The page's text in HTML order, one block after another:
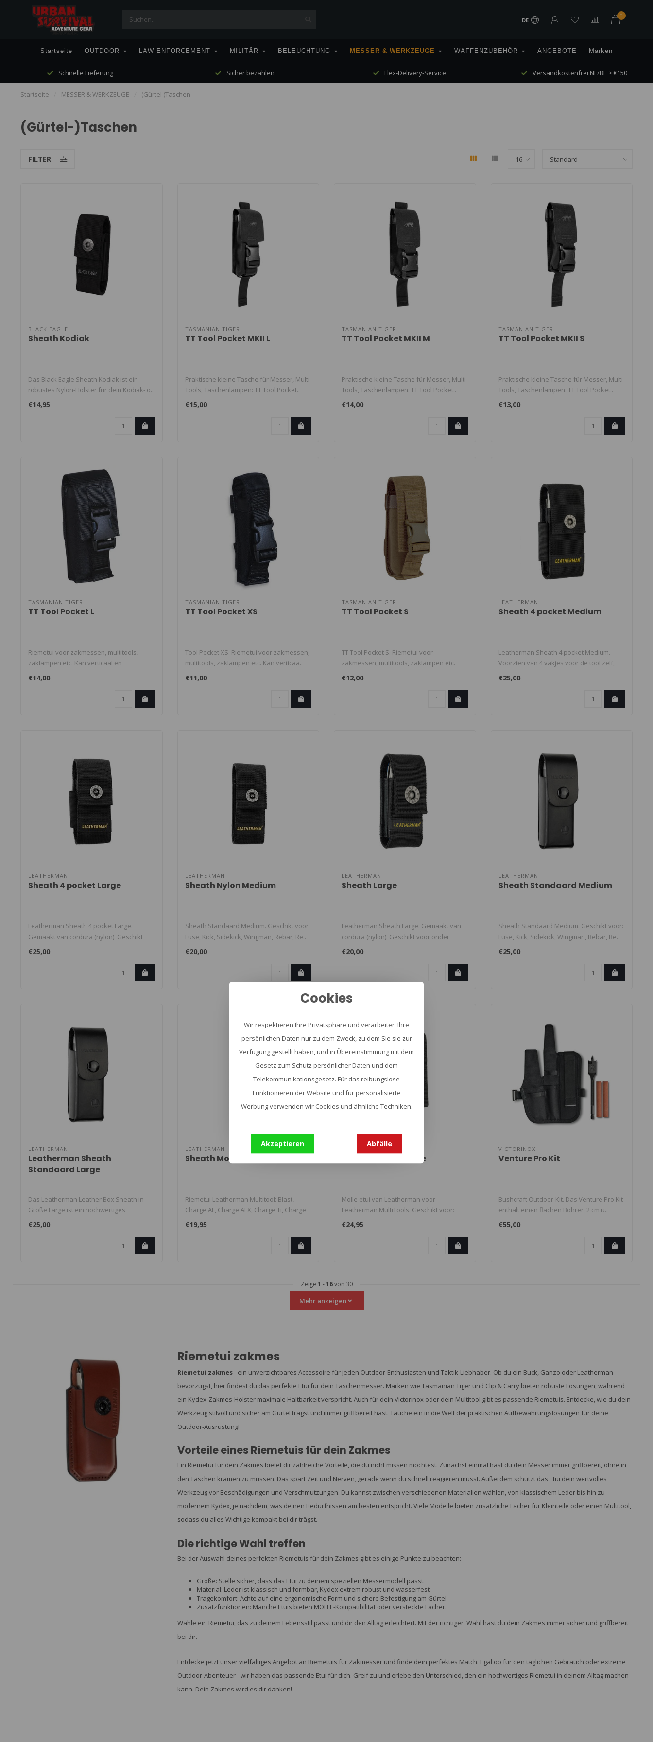
DE
0
Startseite OUTDOOR LAW ENFORCEMENT MILITÄR BELEUCHTUNG MESSER & WERKZEUGE WAFFENZUBEHÖR ANGEBOTE Marken
Schnelle Lieferung Sicher bezahlen Flex-Delivery-Service Versandkostenfrei NL/BE > €150
Startseite MESSER & WERKZEUGE (Gürtel-)Taschen
(Gürtel-)Taschen
FILTER
BLACK EAGLE
Sheath Kodiak
Das Black Eagle Sheath Kodiak ist ein
robustes Nylon-Holster für dein Kodiak- o..
€14,95
TASMANIAN TIGER
TT Tool Pocket MKII L
Praktische kleine Tasche für Messer, Multi-
Tools, Taschenlampen: TT Tool Pocket..
€15,00
TASMANIAN TIGER
TT Tool Pocket MKII M
Praktische kleine Tasche für Messer, Multi-
Tools, Taschenlampen: TT Tool Pocket..
€14,00
TASMANIAN TIGER
TT Tool Pocket MKII S
Praktische kleine Tasche für Messer, Multi-
Tools, Taschenlampen: TT Tool Pocket..
€13,00
TASMANIAN TIGER
TT Tool Pocket L
Riemetui voor zakmessen, multitools,
zaklampen etc. Kan verticaal en
horizontaal..
€14,00
TASMANIAN TIGER
TT Tool Pocket XS
Tool Pocket XS. Riemetui voor zakmessen,
multitools, zaklampen etc. Kan verticaa..
€11,00
TASMANIAN TIGER
TT Tool Pocket S
TT Tool Pocket S. Riemetui voor
zakmessen, multitools, zaklampen etc.
Overslag m..
€12,00
LEATHERMAN
Sheath 4 pocket Medium
Leatherman Sheath 4 pocket Medium.
Voorzien van 4 vakjes voor de tool zelf,
voor..
€25,00
LEATHERMAN
Sheath 4 pocket Large
Leatherman Sheath 4 pocket Large.
Gemaakt van cordura (nylon). Geschikt
€25,00
LEATHERMAN
Sheath Nylon Medium
Sheath Standaard Medium. Geschikt voor:
Fuse, Kick, Sidekick, Wingman, Rebar, Re..
€20,00
LEATHERMAN
Sheath Large
Leatherman Sheath Large. Gemaakt van
cordura (nylon). Geschikt voor onder
€20,00
LEATHERMAN
Sheath Standaard Medium
Sheath Standaard Medium. Geschikt voor:
Fuse, Kick, Sidekick, Wingman, Rebar, Re..
€25,00
LEATHERMAN
Leatherman Sheath
Standaard Large
Das Leatherman Leather Box Sheath in
Größe Large ist ein hochwertiges
Lederetu..
€25,00
LEATHERMAN
Sheath Molle Large
Riemetui Leatherman Multitool: Blast,
Charge AL, Charge ALX, Charge Ti, Charge
T..
€19,95
Sheath Molle XLarge
Molle etui van Leatherman voor
Leatherman MultiTools. Geschikt voor:
Mut, Mut EO..
€24,95
VICTORINOX
Venture Pro Kit
Bushcraft Outdoor-Kit. Das Venture Pro Kit
enthält einen flachen Bohrer, 2 cm u..
€55,00
Zeige 1 -16von 30
Mehr anzeigen
Riemetui zakmes
Riemetui zakmes- ein unverzichtbares Accessoire für jeden Outdoor-Enthusiasten und Taktik-Liebhaber. Ob du ein Buck, Ganzo oder Leatherman
bevorzugst, hier findest du das perfekte Etui für dein Taschenmesser. Marken wie Tasmanian Tiger und Clip & Carry bieten robuste Lösungen, während
ein Kydex-Zakmes-Holster maximale Haltbarkeit verspricht. Auch für dein Victorinox oder dein Multitool gibt es passende Riemetuis. Entdecke, wie du dein
Werkzeug stilvoll und sicher am Gürtel trägst und immer griffbereit hast. Tauche ein in die Welt der praktischen Aufbewahrungslösungen für deine
Outdoor-Ausrüstung!
Vorteile eines Riemetuis für dein Zakmes
Ein Riemetui für dein Zakmes bietet dir zahlreiche Vorteile, die du nicht missen möchtest. Zunächst einmal hast du dein Messer immer griffbereit, ohne in
den Taschen kramen zu müssen. Das spart Zeit und Nerven, gerade wenn du schnell reagieren musst. Außerdem schützt das Etui dein wertvolles
Werkzeug vor Beschädigungen und Verschmutzungen. Du kannst zwischen verschiedenen Materialien wählen, von klassischem Leder bis hin zu
modernem Kydex, je nachdem, was deinen Bedürfnissen am besten entspricht. Viele Modelle bieten zusätzliche Fächer für Kleinteile oder einen Multitool,
sodass du alles Wichtige kompakt bei dir trägst.
Die richtige Wahl treffen
Bei der Auswahl deines perfekten Riemetuis für dein Zakmes gibt es einige Punkte zu beachten:
Größe: Stelle sicher, dass das Etui zu deinem speziellen Messermodell passt.
Material: Leder ist klassisch und formbar, Kydex extrem robust und wasserfest.
Tragekomfort: Achte auf eine ergonomische Form und sichere Befestigung am Gürtel.
Zusatzfunktionen: Manche Etuis bieten MOLLE-Kompatibilität oder versteckte Fächer.
Wähle ein Riemetui, das zu deinem Lebensstil passt und dir den Alltag erleichtert. Mit der richtigen Wahl hast du dein Zakmes immer sicher und griffbereit
bei dir.
Entdecke jetzt unser vielfältiges Angebot an Riemetuis für Zakmesser und finde dein perfektes Match. Egal ob für den täglichen Gebrauch oder extreme
Outdoor-Abenteuer - wir haben das passende Etui für dich. Greif zu und erlebe den Unterschied, den ein hochwertiges Riemetui in deinem Alltag machen
kann. Dein Zakmes wird es dir danken!
Cookies
Wir respektieren Ihre Privatsphäre und verarbeiten Ihre
persönlichen Daten nur zu dem Zweck, zu dem Sie sie zur
Verfügung gestellt haben, und in Übereinstimmung mit dem
Gesetz zum Schutz persönlicher Daten und dem
Telekommunikationsgesetz. Für das reibungslose
Funktionieren der Website und für personalisierte
Werbung verwenden wir Cookies und ähnliche Techniken.
Akzeptieren Abfälle